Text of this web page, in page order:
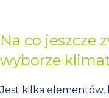
Na co jeszcze
wyborze
Jest kilka